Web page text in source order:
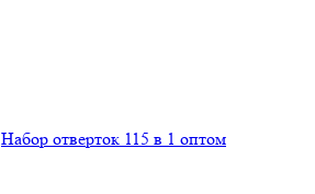
Набор отверток 115 в 1 оптом